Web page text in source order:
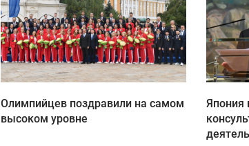
Олимпийцев поздравили на самом
высоком уровне
Япония